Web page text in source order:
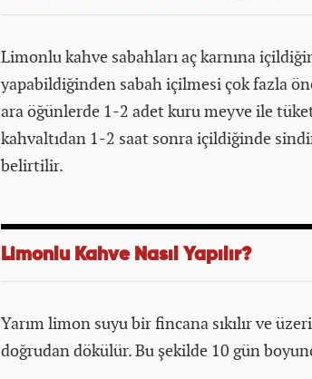
Limonlu kahve sabahları aç karnına
yapabildiğinden sabah içilmesi çok fazla
ara öğünlerde 1-2 adet kuru meyve ile
kahvaltıdan 1-2 saat sonra içildiğinde
belirtilir.
Limonlu Kahve Nasıl Yapılır?
Yarım limon suyu bir fincana sıkılır ve
doğrudan dökülür. Bu şekilde 10 gün